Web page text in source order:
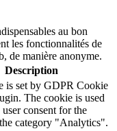
au bon
les fonctionnalités de
de manière anonyme.
Description
is set by GDPR Cookie
The cookie is used
user consent for the
category "Analytics".